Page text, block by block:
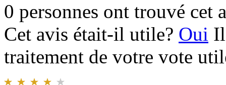
0 personnes ont trouvé cet
Cet avis était-il utile? Oui
traitement de votre vote